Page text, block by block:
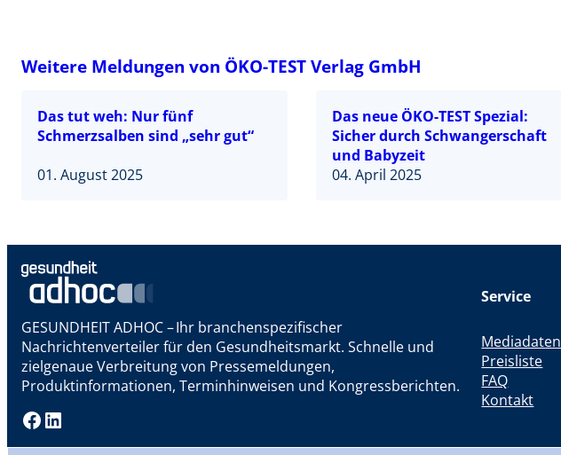
Weitere Meldungen von ÖKO-TEST Verlag GmbH
Das tut weh: Nur fünf
Schmerzsalben sind „sehr gut“
01. August 2025
Das neue ÖKO-TEST Spezial:
Sicher durch Schwangerschaft
und Babyzeit
04. April 2025
GESUNDHEIT ADHOC – Ihr branchenspezifischer
Nachrichtenverteiler für den Gesundheitsmarkt. Schnelle und
zielgenaue Verbreitung von Pressemeldungen,
Produktinformationen, Terminhinweisen und Kongressberichten.
Facebook LinkedIn
Service
Mediadaten
Preisliste
FAQ
Kontakt